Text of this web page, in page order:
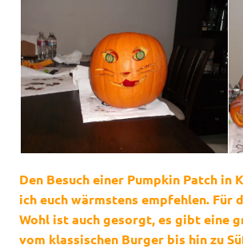
Den Besuch einer Pumpkin Patch in
ich euch wärmstens empfehlen. Für
Wohl ist auch gesorgt, es gibt eine
vom klassischen Burger bis hin zu